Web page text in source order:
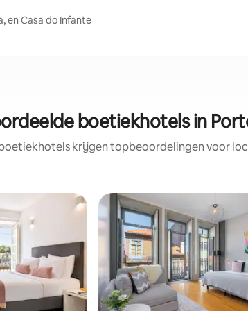
en Casa do Infante
boetiekhotels in
krijgen topbeoordelingen voor